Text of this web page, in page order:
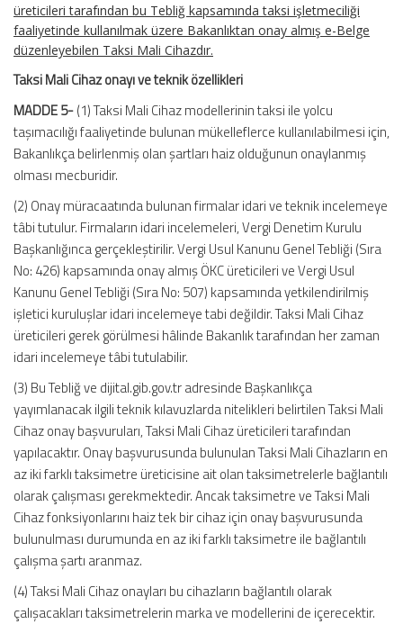
üreticileri tarafından bu Tebliğ kapsamında taksi işletmeciliği
faaliyetinde kullanılmak üzere Bakanlıktan onay almış e-Belge
düzenleyebilen Taksi Mali Cihazdır.
Taksi Mali Cihaz onayı ve teknik özellikleri
MADDE 5-(1) Taksi Mali Cihaz modellerinin taksi ile yolcu
taşımacılığı faaliyetinde bulunan mükelleflerce kullanılabilmesi için,
Bakanlıkça belirlenmiş olan şartları haiz olduğunun onaylanmış
olması mecburidir.
(2) Onay müracaatında bulunan firmalar idari ve teknik incelemeye
tâbi tutulur. Firmaların idari incelemeleri, Vergi Denetim Kurulu
Başkanlığınca gerçekleştirilir. Vergi Usul Kanunu Genel Tebliği (Sıra
No: 426) kapsamında onay almış ÖKC üreticileri ve Vergi Usul
Kanunu Genel Tebliği (Sıra No: 507) kapsamında yetkilendirilmiş
işletici kuruluşlar idari incelemeye tabi değildir. Taksi Mali Cihaz
üreticileri gerek görülmesi hâlinde Bakanlık tarafından her zaman
idari incelemeye tâbi tutulabilir.
(3) Bu Tebliğ ve dijital.gib.gov.tr adresinde Başkanlıkça
yayımlanacak ilgili teknik kılavuzlarda nitelikleri belirtilen Taksi Mali
Cihaz onay başvuruları, Taksi Mali Cihaz üreticileri tarafından
yapılacaktır. Onay başvurusunda bulunulan Taksi Mali Cihazların en
az iki farklı taksimetre üreticisine ait olan taksimetrelerle bağlantılı
olarak çalışması gerekmektedir. Ancak taksimetre ve Taksi Mali
Cihaz fonksiyonlarını haiz tek bir cihaz için onay başvurusunda
bulunulması durumunda en az iki farklı taksimetre ile bağlantılı
çalışma şartı aranmaz.
(4) Taksi Mali Cihaz onayları bu cihazların bağlantılı olarak
çalışacakları taksimetrelerin marka ve modellerini de içerecektir.